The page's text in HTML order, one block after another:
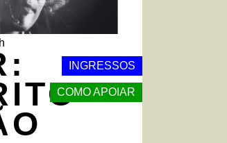
INGRESSOS
COMO APOIAR